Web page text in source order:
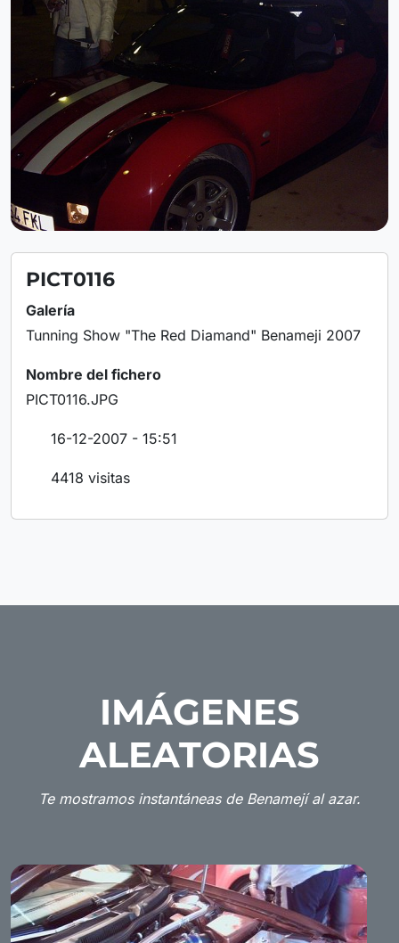
PICT0116
Galería
Tunning Show "The Red Diamand" Benameji 2007
Nombre del fichero
PICT0116.JPG
16-12-2007 - 15:51
4418 visitas
IMÁGENES
ALEATORIAS
Te mostramos instantáneas de Benamejí al azar.